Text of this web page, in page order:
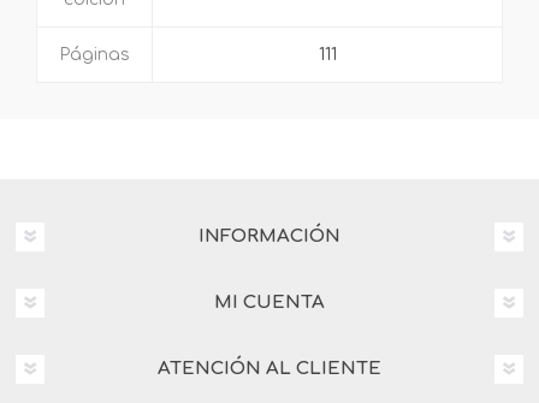
Páginas 111
INFORMACIÓN
MI CUENTA
ATENCIÓN AL CLIENTE